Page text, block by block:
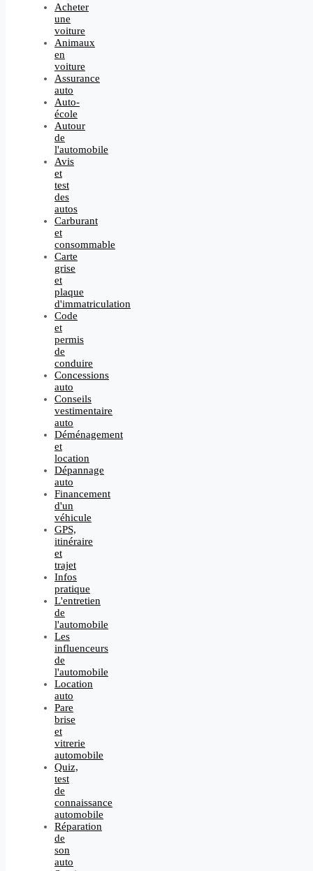
Acheter
une
voiture
Animaux
en
voiture
Assurance
auto
Auto-
école
Autour
de
l'automobile
Avis
et
test
des
autos
Carburant
et
consommable
Carte
grise
et
plaque
d'immatriculation
Code
et
permis
de
conduire
Concessions
auto
Conseils
vestimentaire
auto
Déménagement
et
location
Dépannage
auto
Financement
d'un
véhicule
GPS,
itinéraire
et
trajet
Infos
pratique
L'entretien
de
l'automobile
Les
influenceurs
de
l'automobile
Location
auto
Pare
brise
et
vitrerie
automobile
Quiz,
test
de
connaissance
automobile
Réparation
de
son
auto